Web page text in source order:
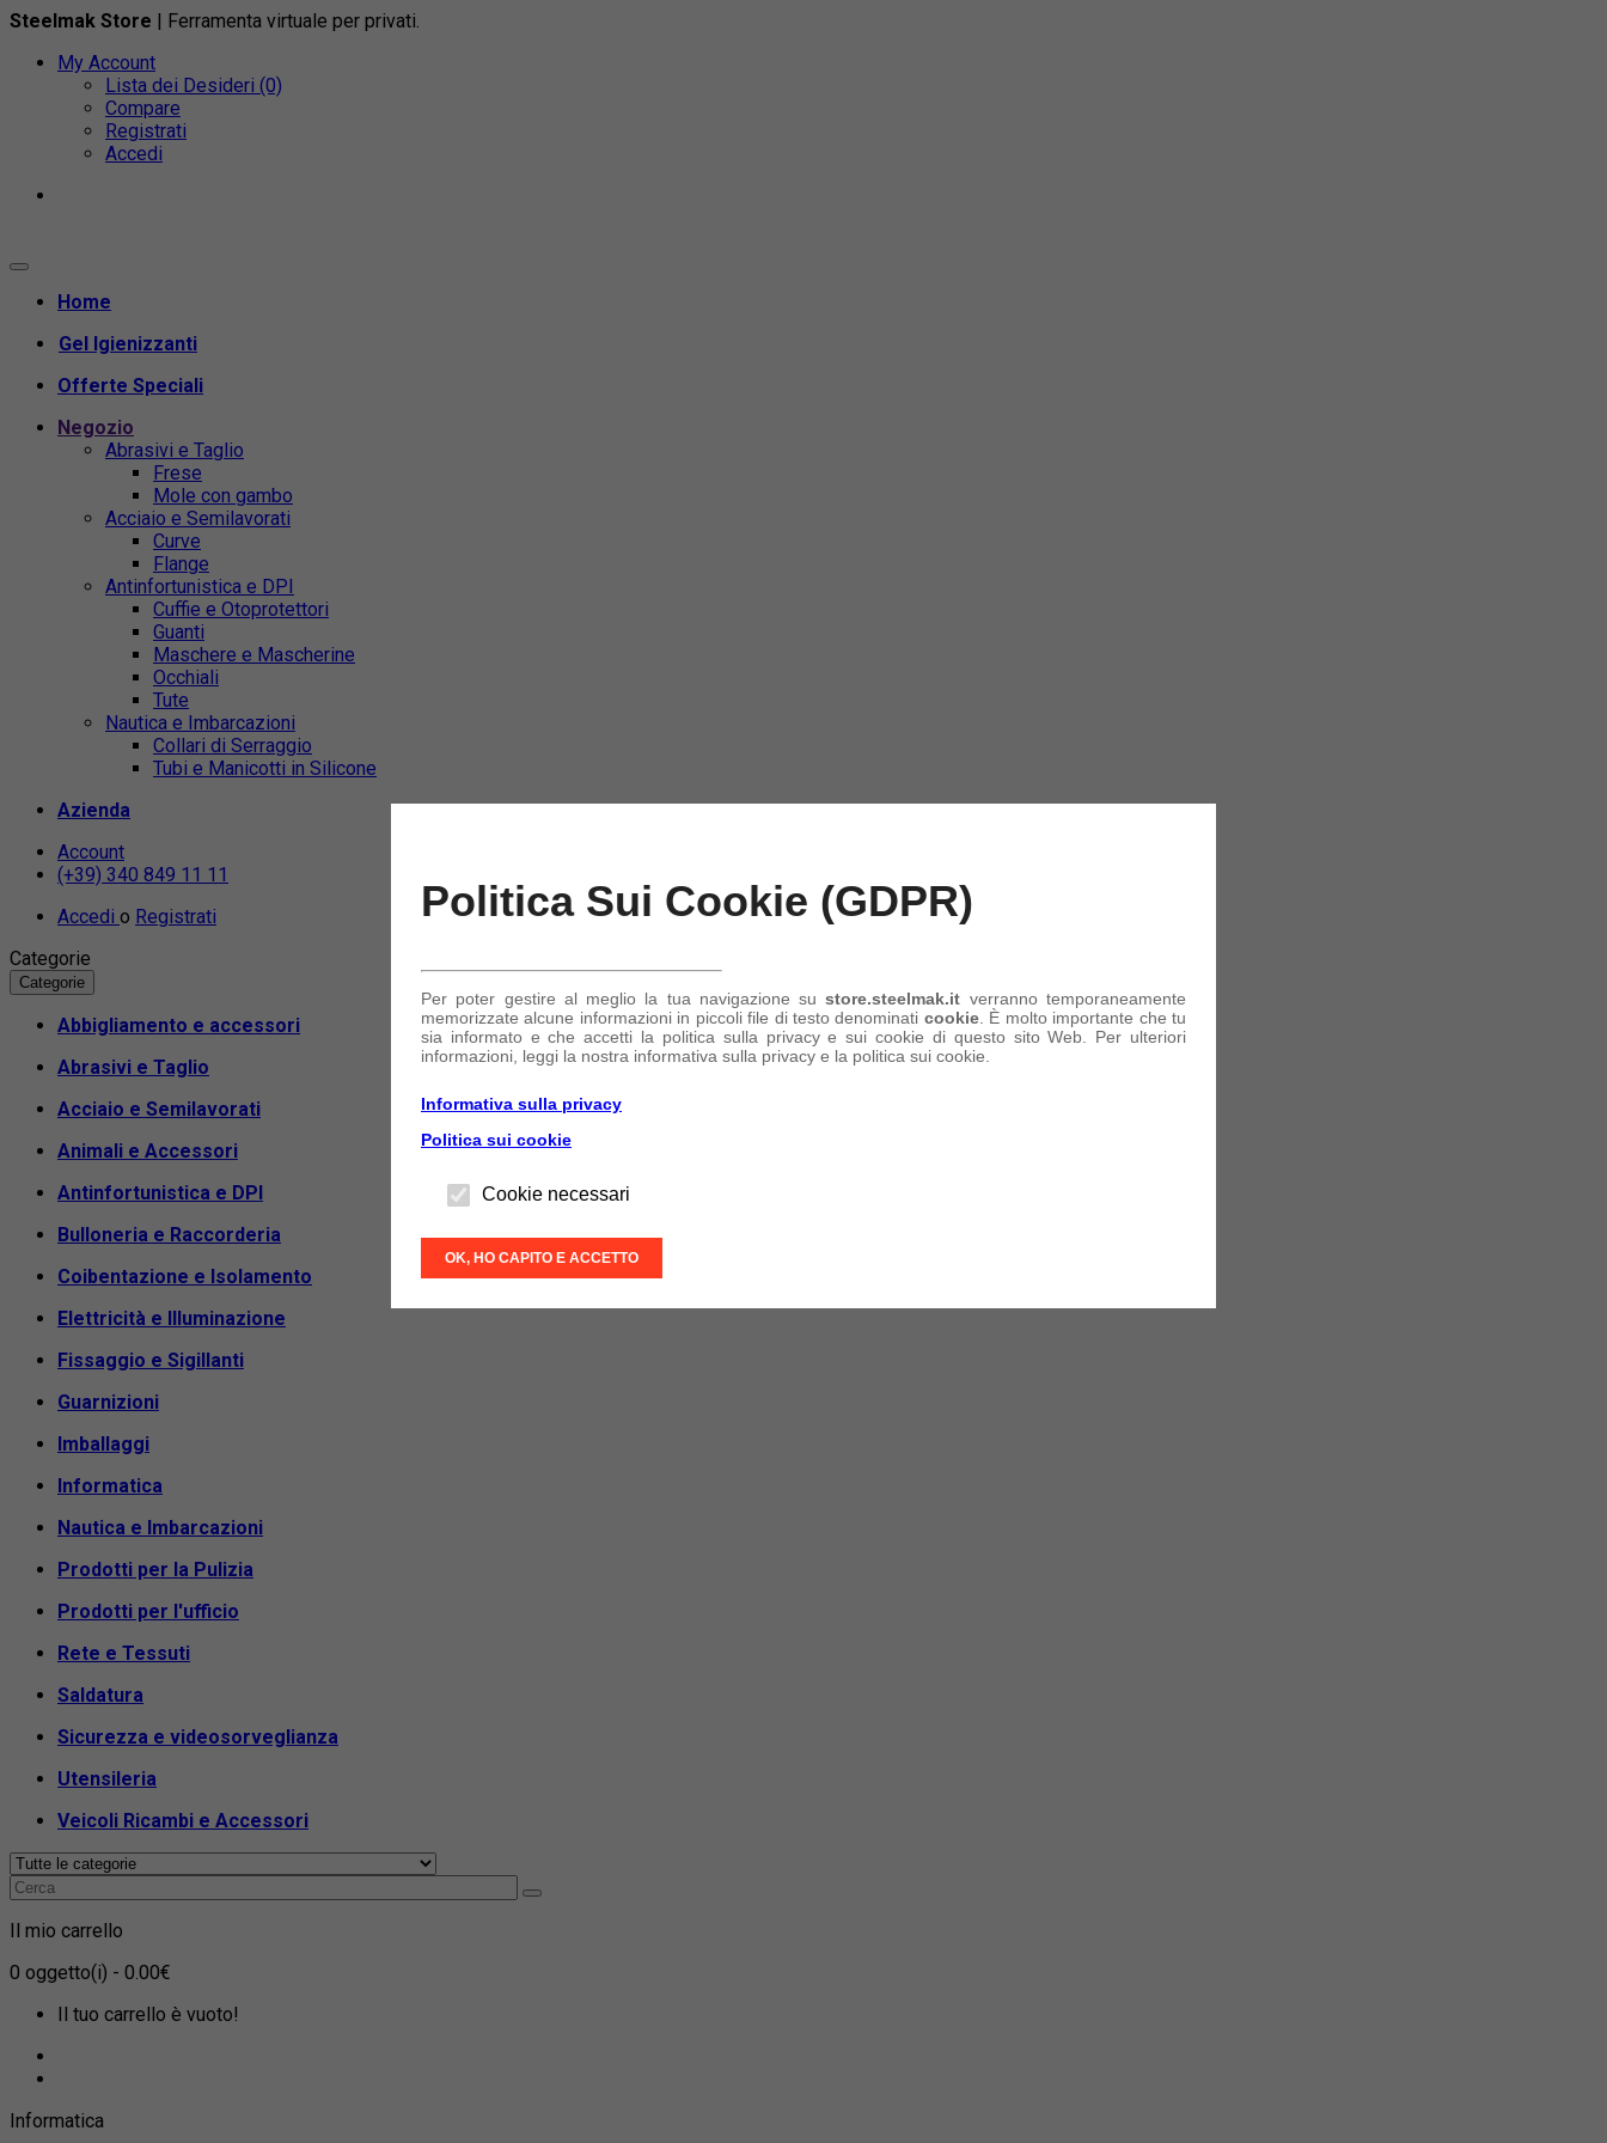
Steelmak Store | Ferramenta virtuale per privati.
My Account
Lista dei Desideri (0)
Compare
Registrati
Accedi
Home
Gel Igienizzanti
Offerte Speciali
Negozio
Abrasivi e Taglio
Frese
Mole con gambo
Acciaio e Semilavorati
Curve
Flange
Antinfortunistica e DPI
Cuffie e Otoprotettori
Guanti
Maschere e Mascherine
Occhiali
Tute
Nautica e Imbarcazioni
Collari di Serraggio
Tubi e Manicotti in Silicone
Azienda
Account
(+39) 340 849 11 11
Accedi o Registrati
Categorie
Categorie
Abbigliamento e accessori
Abrasivi e Taglio
Acciaio e Semilavorati
Animali e Accessori
Antinfortunistica e DPI
Bulloneria e Raccorderia
Coibentazione e Isolamento
Elettricità e Illuminazione
Fissaggio e Sigillanti
Guarnizioni
Imballaggi
Informatica
Nautica e Imbarcazioni
Prodotti per la Pulizia
Prodotti per l'ufficio
Rete e Tessuti
Saldatura
Sicurezza e videosorveglianza
Utensileria
Veicoli Ricambi e Accessori
Il mio carrello
0 oggetto(i) - 0.00€
Il tuo carrello è vuoto!
Informatica
Politica Sui Cookie (GDPR)
Per poter gestire al meglio la tua navigazione sustore.steelmak.it verranno temporaneamente
memorizzate alcune informazioni in piccoli file di testo denominati cookie. È molto importante che tu
sia informato e che accetti la politica sulla privacy e sui cookie di questo sito Web. Per ulteriori
informazioni, leggi la nostra informativa sulla privacy e la politica sui cookie.
Informativa sulla privacy
Politica sui cookie
Cookie necessari
OK, HO CAPITO E ACCETTO